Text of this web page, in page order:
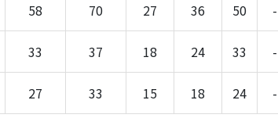
58 70 27 36 50 -
33 37 18 24 33 -
27 33 15 18 24 -